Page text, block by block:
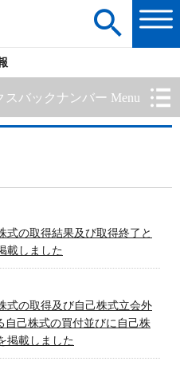
スバックナンバー Menu
式の取得結果及び取得終了と
載しました
式の取得及び自己株式立会外
自己株式の買付並びに自己株
掲載しました